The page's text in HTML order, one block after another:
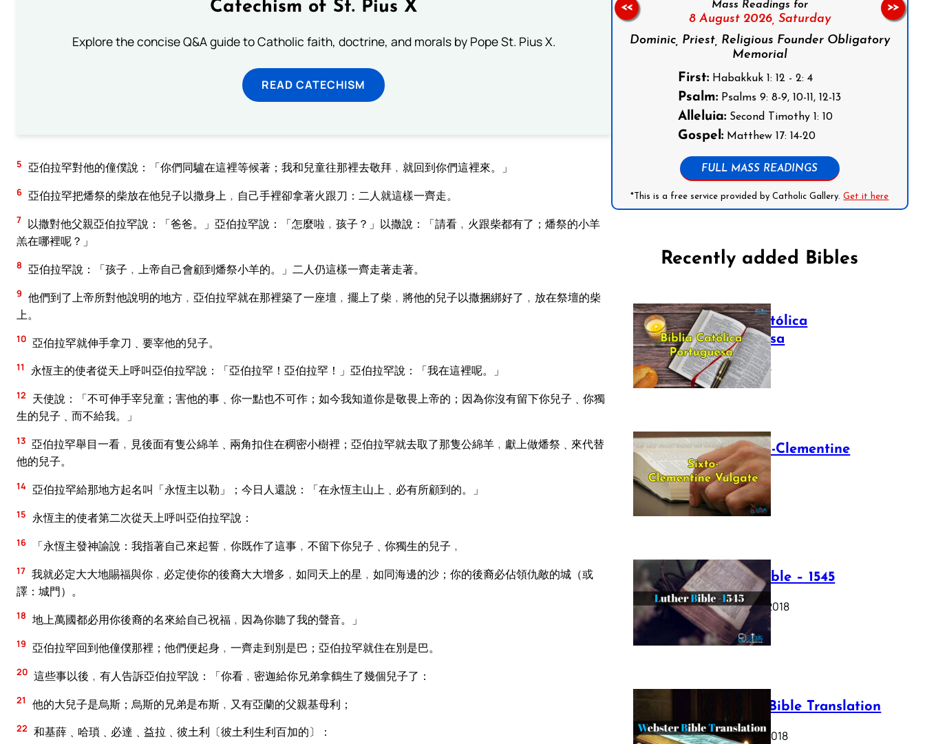
Catechism of St. Pius X
Explore the concise Q&A guide to Catholic faith, doctrine, and morals by Pope St. Pius X.
READ CATECHISM
5 亞伯拉罕對他的僮僕說：「你們同驢在這裡等候著；我和兒童往那裡去敬拜﹐就回到你們這裡來。」
6 亞伯拉罕把燔祭的柴放在他兒子以撒身上﹐自己手裡卻拿著火跟刀：二人就這樣一齊走。
7 以撒對他父親亞伯拉罕說：「爸爸。」亞伯拉罕說：「怎麼啦﹐孩子？」以撒說：「請看﹐火跟柴都有了；燔祭的小羊
羔在哪裡呢？」
8 亞伯拉罕說：「孩子﹐上帝自己會顧到燔祭小羊的。」二人仍這樣一齊走著走著。
9 他們到了上帝所對他說明的地方﹐亞伯拉罕就在那裡築了一座壇﹐擺上了柴﹐將他的兒子以撒捆綁好了﹐放在祭壇的柴
上。
10 亞伯拉罕就伸手拿刀﹑要宰他的兒子。
11 永恆主的使者從天上呼叫亞伯拉罕說：「亞伯拉罕！亞伯拉罕！」亞伯拉罕說：「我在這裡呢。」
12
天使說：「不可伸手宰兒童；害他的事﹑你一點也不可作；如今我知道你是敬畏上帝的；因為你沒有留下你兒子﹑你獨
生的兒子﹑而不給我。」
13 亞伯拉罕舉目一看﹐見後面有隻公綿羊﹑兩角扣住在稠密小樹裡；亞伯拉罕就去取了那隻公綿羊﹐獻上做燔祭﹑來代替
他的兒子。
14 亞伯拉罕給那地方起名叫「永恆主以勒」；今日人還說：「在永恆主山上﹑必有所顧到的。」
15 永恆主的使者第二次從天上呼叫亞伯拉罕說：
16 「永恆主發神諭說：我指著自己來起誓﹐你既作了這事﹐不留下你兒子﹑你獨生的兒子﹐
17 我就必定大大地賜福與你﹐必定使你的後裔大大增多﹐如同天上的星﹐如同海邊的沙；你的後裔必佔領仇敵的城（或
譯：城門）。
18 地上萬國都必用你後裔的名來給自己祝福﹐因為你聽了我的聲音。」
19 亞伯拉罕回到他僮僕那裡；他們便起身﹐一齊走到別是巴；亞伯拉罕就住在別是巴。
20 這些事以後﹐有人告訴亞伯拉罕說：「你看﹐密迦給你兄弟拿鶴生了幾個兒子了：
21 他的大兒子是烏斯；烏斯的兄弟是布斯﹐又有亞蘭的父親基母利；
22 和基薛﹑哈瑣﹑必達﹑益拉﹑彼土利〔彼土利生利百加的〕：
Mass Readings for
8 August 2026, Saturday
Dominic, Priest, Religious Founder Obligatory
Memorial
First: Habakkuk 1: 12 - 2: 4
Psalm: Psalms 9: 8-9, 10-11, 12-13
Alleluia: Second Timothy 1: 10
Gospel: Matthew 17: 14-20
FULL MASS READINGS
*This is a free service provided by Catholic Gallery.Get it here
<< >>
Recently added Bibles
Bíblia Católica
Portuguesa
July 16, 2025
The Sixto-Clementine
Vulgate
July 12, 2025
Luther Bible – 1545
October 17, 2018
Webster Bible Translation
October 11, 2018